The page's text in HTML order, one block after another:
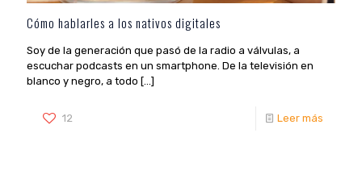
Cómo hablarles a los nativos digitales
Soy de la generación que pasó de la radio a válvulas, a
escuchar podcasts en un smartphone. De la televisión en
blanco y negro, a todo […]
12 Leer más